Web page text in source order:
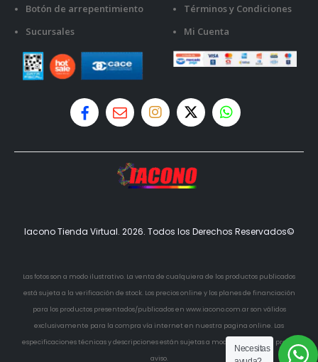
Botón de arrepentimiento
Sucursales
Términos y Condiciones
Mi Cuenta
Iacono Tienda Virtual. 2026. Todos los Derechos Reservados©
Las fotos son a modo ilustrativo. La venta de cualquiera de los productos publicados
está sujeta a la verificación de stock. Los precios online y los planes de financiación
para los productos presentados/publicados en www.iacono.com.ar son válidos
exclusivamente para la compra vía internet en nuestra pagina online. Las
especificaciones técnicas y descripciones están sujetas a modificaciones sin previo
aviso.
Necesitas